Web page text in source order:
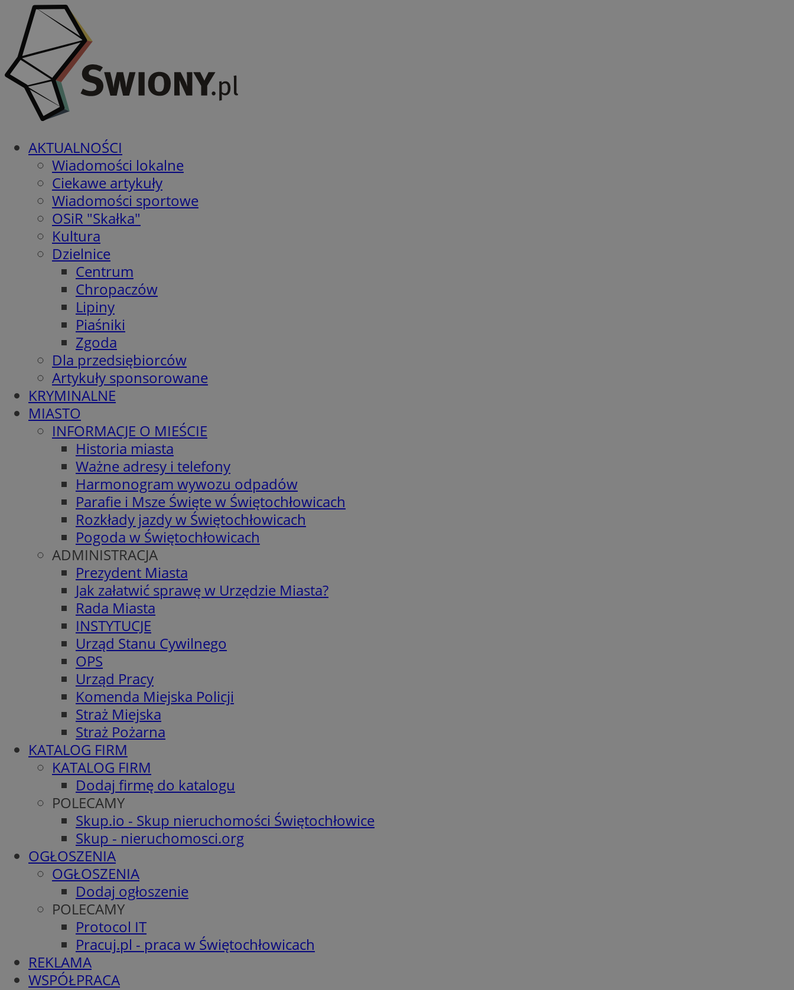
AKTUALNOŚCI
Wiadomości lokalne
Ciekawe artykuły
Wiadomości sportowe
OSiR "Skałka"
Kultura
Dzielnice
Centrum
Chropaczów
Lipiny
Piaśniki
Zgoda
Dla przedsiębiorców
Artykuły sponsorowane
KRYMINALNE
MIASTO
INFORMACJE O MIEŚCIE
Historia miasta
Ważne adresy i telefony
Harmonogram wywozu odpadów
Parafie i Msze Święte w Świętochłowicach
Rozkłady jazdy w Świętochłowicach
Pogoda w Świętochłowicach
ADMINISTRACJA
Prezydent Miasta
Jak załatwić sprawę w Urzędzie Miasta?
Rada Miasta
INSTYTUCJE
Urząd Stanu Cywilnego
OPS
Urząd Pracy
Komenda Miejska Policji
Straż Miejska
Straż Pożarna
KATALOG FIRM
KATALOG FIRM
Dodaj firmę do katalogu
POLECAMY
Skup.io - Skup nieruchomości Świętochłowice
Skup - nieruchomosci.org
OGŁOSZENIA
OGŁOSZENIA
Dodaj ogłoszenie
POLECAMY
Protocol IT
Pracuj.pl - praca w Świętochłowicach
REKLAMA
WSPÓŁPRACA